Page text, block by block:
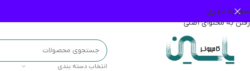
عبور به ناوبری
رفتن به محتوای اصلی
انتخاب دسته بندی